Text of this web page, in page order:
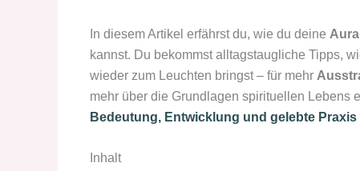
In diesem Artikel erfährst du, wie du deine
kannst. Du bekommst alltagstaugliche Tipps,
wieder zum Leuchten bringst – für mehr
mehr über die Grundlagen spirituellen Lebens
Bedeutung, Entwicklung und gelebte Praxis
Inhalt